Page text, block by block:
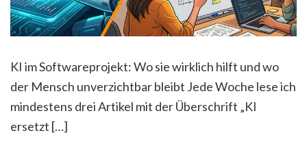
KI im Softwareprojekt: Wo sie wirklich hilft und wo
der Mensch unverzichtbar bleibt Jede Woche lese ich
mindestens drei Artikel mit der Überschrift „KI
ersetzt […]